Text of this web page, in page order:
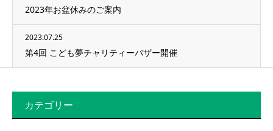
2023年お盆休みのご案内
2023.07.25
第4回 こども夢チャリティーバザー開催
カテゴリー